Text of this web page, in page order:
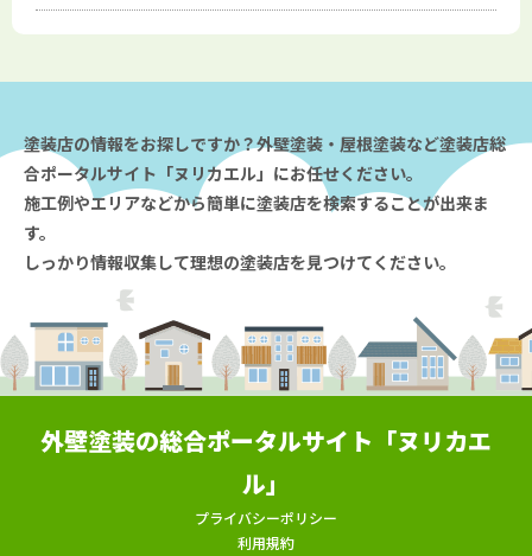
塗装店の情報をお探しですか？外壁塗装・屋根塗装など塗装店総
合ポータルサイト「ヌリカエル」にお任せください。
施工例やエリアなどから簡単に塗装店を検索することが出来ま
す。
しっかり情報収集して理想の塗装店を見つけてください。
外壁塗装の総合ポータルサイト「ヌリカエ
ル」
プライバシーポリシー
利用規約